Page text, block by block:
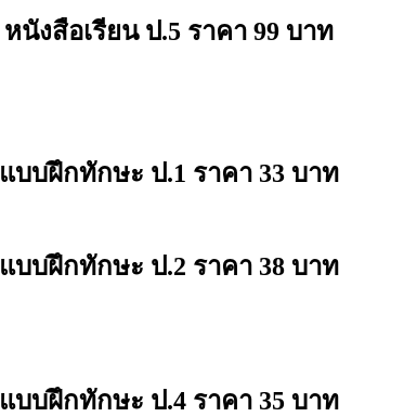
หนังสือเรียน ป.5 ราคา 99 บาท
แบบฝึกทักษะ ป.1 ราคา 33 บาท
แบบฝึกทักษะ ป.2 ราคา 38 บาท
แบบฝึกทักษะ ป.4 ราคา 35 บาท